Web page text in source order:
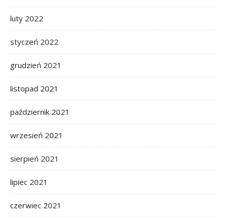
luty 2022
styczeń 2022
grudzień 2021
listopad 2021
październik 2021
wrzesień 2021
sierpień 2021
lipiec 2021
czerwiec 2021